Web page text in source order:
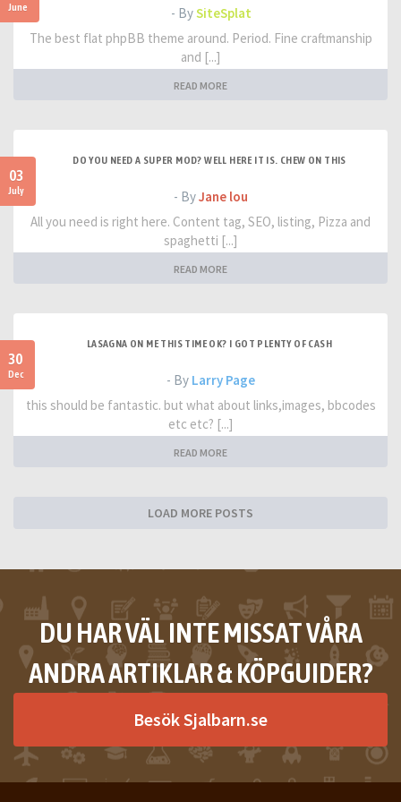
June - BySiteSplat
The best flat phpBB theme around. Period. Fine craftmanship
and [...]
READ MORE
03
July
DO YOU NEED A SUPER MOD? WELL HERE IT IS. CHEW ON THIS
- ByJane lou
All you need is right here. Content tag, SEO, listing, Pizza and
spaghetti [...]
READ MORE
30
Dec
LASAGNA ON ME THIS TIME OK? I GOT PLENTY OF CASH
- By Larry Page
this should be fantastic. but what about links,images, bbcodes
etc etc? [...]
READ MORE
LOAD MORE POSTS
DU HAR VÄL INTE MISSAT VÅRA
ANDRA ARTIKLAR & KÖPGUIDER?
Besök Sjalbarn.se